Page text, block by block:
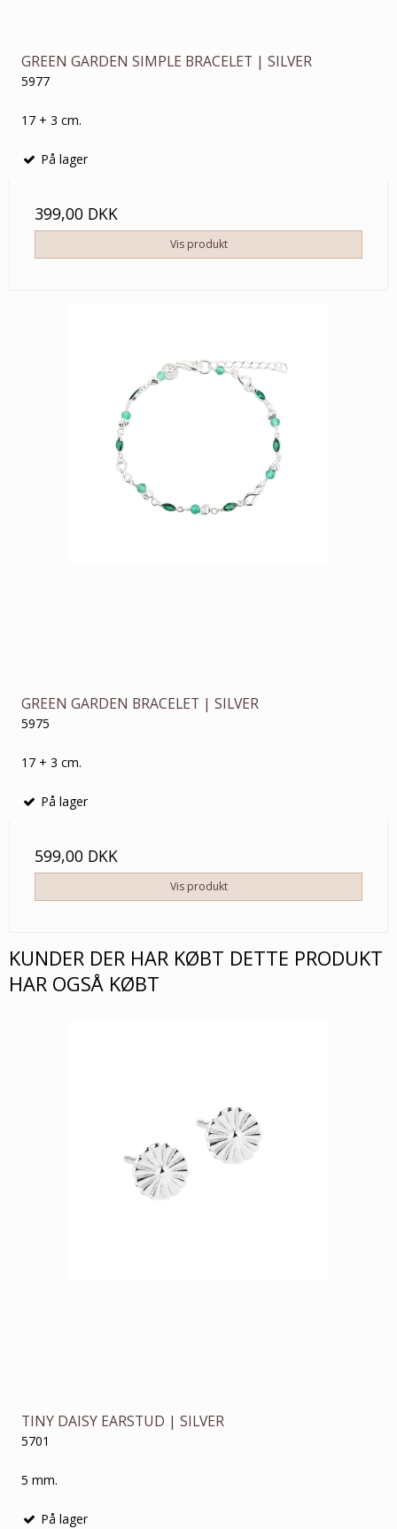
GREEN GARDEN SIMPLE BRACELET | SILVER
5977
17 + 3 cm.
På lager
399,00 DKK
Vis produkt
GREEN GARDEN BRACELET | SILVER
5975
17 + 3 cm.
På lager
599,00 DKK
Vis produkt
KUNDER DER HAR KØBT DETTE PRODUKT
HAR OGSÅ KØBT
TINY DAISY EARSTUD | SILVER
5701
5 mm.
På lager